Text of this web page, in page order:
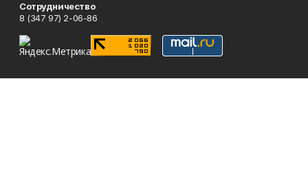
Сотрудничество
8 (347 97) 2-06-86